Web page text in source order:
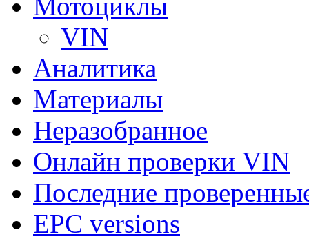
VIN
Аналитика
Материалы
Неразобранное
Онлайн проверки VIN
Последние
EPC versions